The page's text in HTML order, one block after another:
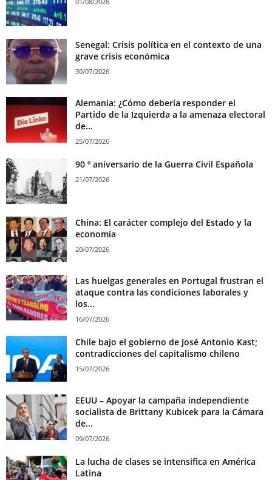
Senegal: Crisis política en el contexto de una
grave crisis económica
30/07/2026
Alemania: ¿Cómo debería responder el
Partido de la Izquierda a la amenaza electoral
de...
25/07/2026
90 º aniversario de la Guerra Civil Española
21/07/2026
China: El carácter complejo del Estado y la
economía
20/07/2026
Las huelgas generales en Portugal frustran el
ataque contra las condiciones laborales y
los...
16/07/2026
Chile bajo el gobierno de José Antonio Kast;
contradicciones del capitalismo chileno
15/07/2026
EEUU – Apoyar la campaña independiente
socialista de Brittany Kubicek para la Cámara
de...
09/07/2026
La lucha de clases se intensifica en América
Latina